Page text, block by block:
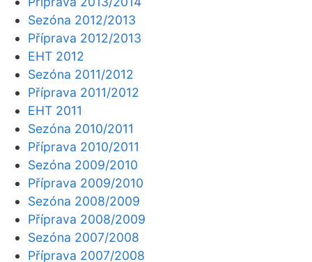
Sezóna 2012/2013
Příprava 2012/2013
EHT 2012
Sezóna 2011/2012
Příprava 2011/2012
EHT 2011
Sezóna 2010/2011
Příprava 2010/2011
Sezóna 2009/2010
Příprava 2009/2010
Sezóna 2008/2009
Příprava 2008/2009
Sezóna 2007/2008
Příprava 2007/2008